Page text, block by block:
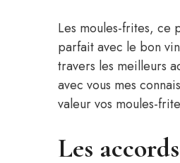
Les moules-frites, ce
parfait avec le bon
travers les meilleurs
avec vous mes
valeur vos moules-
Les